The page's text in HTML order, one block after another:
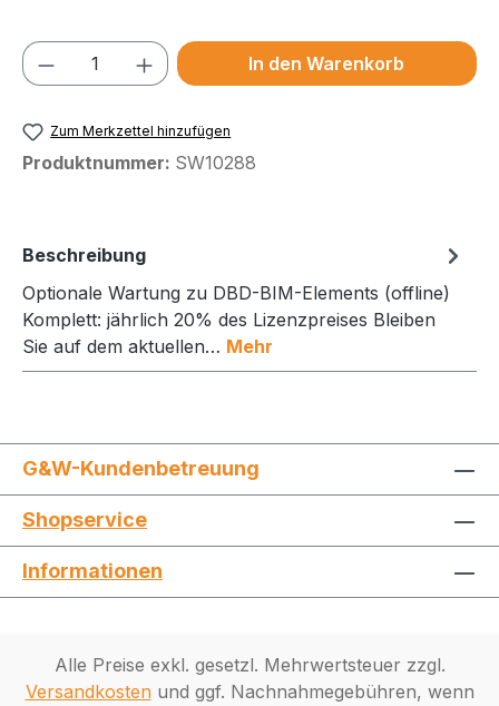
Produkt Anzahl: Gib den gewünschten
In den Warenkorb
Zum Merkzettel hinzufügen
Produktnummer: SW10288
Beschreibung
Optionale Wartung zu DBD-BIM-Elements (offline)
Komplett: jährlich 20% des Lizenzpreises Bleiben
Sie auf dem aktuellen… Mehr
G&W-Kundenbetreuung
Shopservice
Informationen
Alle Preise exkl. gesetzl. Mehrwertsteuer zzgl.
Versandkostenund ggf. Nachnahmegebühren, wenn